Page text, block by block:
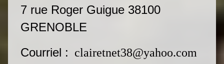
7 rue Roger Guigue 38100
GRENOBLE
Courriel : clairetnet38@yahoo.com